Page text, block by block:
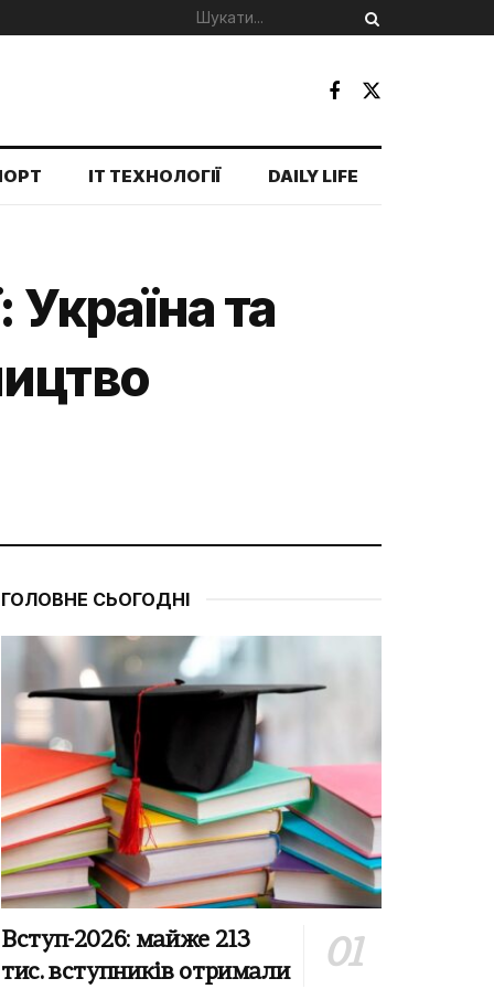
IT ТЕХНОЛОГІЇ DAILY LIFE
Україна та
ГОЛОВНЕ СЬОГОДНІ
Вступ-2026: майже 213
тис. вступників отримали